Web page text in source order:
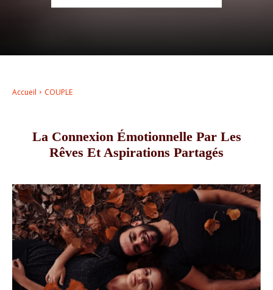
Accueil COUPLE
La Connexion Émotionnelle Par Les
Rêves Et Aspirations Partagés